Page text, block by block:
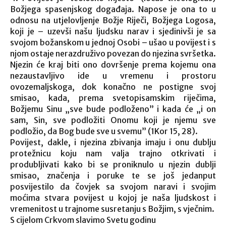
Božjega spasenjskog događaja. Napose je ona to u
odnosu na utjelovljenje Božje Riječi, Božjega Logosa,
koji je – uzevši našu ljudsku narav i sjedinivši je sa
svojom božanskom u jednoj Osobi – ušao u povijest i s
njom ostaje nerazdruživo povezan do njezina svršetka.
Njezin će kraj biti ono dovršenje prema kojemu ona
nezaustavljivo ide u vremenu i prostoru
ovozemaljskoga, dok konačno ne postigne svoj
smisao, kada, prema svetopisamskim riječima,
Božjemu Sinu „sve bude podloženo” i kada će „i on
sam, Sin, sve podložiti Onomu koji je njemu sve
podložio, da Bog bude sve u svemu” (1Kor 15, 28).
Povijest, dakle, i njezina zbivanja imaju i onu dublju
protežnicu koju nam valja trajno otkrivati i
produbljivati kako bi se proniknulo u njezin dublji
smisao, značenja i poruke te se još jedanput
posvijestilo da čovjek sa svojom naravi i svojim
moćima stvara povijest u kojoj je naša ljudskost i
vremenitost u trajnome susretanju s Božjim, s vječnim.
S cijelom Crkvom slavimo Svetu godinu